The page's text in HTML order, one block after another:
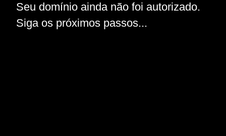
Seu domínio ainda não foi autorizado.
Siga os próximos passos...